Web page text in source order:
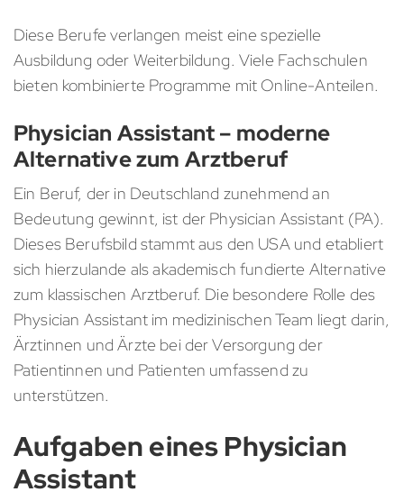
Diese Berufe verlangen meist eine spezielle
Ausbildung oder Weiterbildung. Viele Fachschulen
bieten kombinierte Programme mit Online-Anteilen.
Physician Assistant – moderne
Alternative zum Arztberuf
Ein Beruf, der in Deutschland zunehmend an
Bedeutung gewinnt, ist der Physician Assistant (PA).
Dieses Berufsbild stammt aus den USA und etabliert
sich hierzulande als akademisch fundierte Alternative
zum klassischen Arztberuf. Die besondere Rolle des
Physician Assistant im medizinischen Team liegt darin,
Ärztinnen und Ärzte bei der Versorgung der
Patientinnen und Patienten umfassend zu
unterstützen.
Aufgaben eines Physician
Assistant